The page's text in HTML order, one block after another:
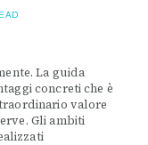
La guida
concreti che è
valore
Gli ambiti